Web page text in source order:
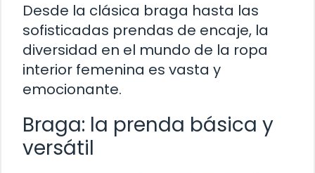
Desde la clásica braga hasta las
sofisticadas prendas de encaje, la
diversidad en el mundo de la ropa
interior femenina es vasta y
emocionante.
Braga: la prenda básica y
versátil